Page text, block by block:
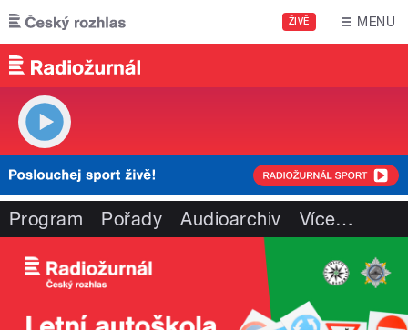
Přejít k hlavnímu obsahu
ŽIVĚ MENU
Program Pořady Audioarchiv Více…